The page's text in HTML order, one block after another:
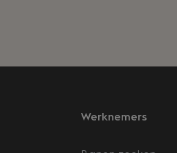
Werknemers